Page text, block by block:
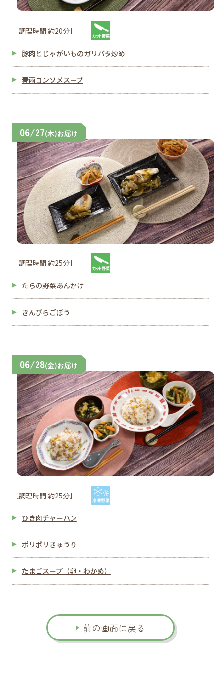
［調理時間 約20分］
豚肉とじゃがいものガリバタ炒め
春雨コンソメスープ
06/27(木)お届け
［調理時間 約25分］
たらの野菜あんかけ
きんぴらごぼう
06/28(金)お届け
［調理時間 約25分］
ひき肉チャーハン
ポリポリきゅうり
たまごスープ（卵・わかめ）
前の画面に戻る